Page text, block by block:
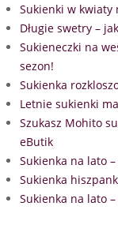
Sukienki w kwiaty
Długie swetry –
Sukieneczki na
sezon!
Sukienka
Letnie sukienki
Szukasz Mohito
eButik
Sukienka na lato
Sukienka
Sukienka na lato